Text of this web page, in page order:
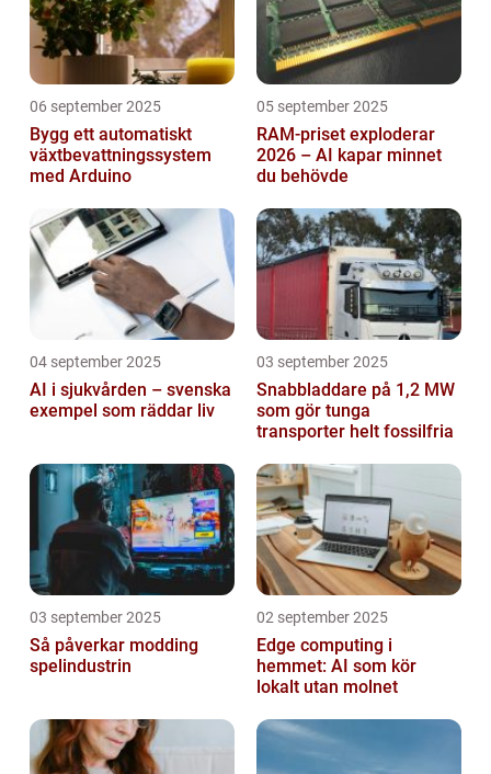
06 september 2025
Bygg ett automatiskt
växtbevattningssystem
med Arduino
05 september 2025
RAM-priset exploderar
2026 – AI kapar minnet
du behövde
04 september 2025
AI i sjukvården – svenska
exempel som räddar liv
03 september 2025
Snabbladdare på 1,2 MW
som gör tunga
transporter helt fossilfria
03 september 2025
Så påverkar modding
spelindustrin
02 september 2025
Edge computing i
hemmet: AI som kör
lokalt utan molnet